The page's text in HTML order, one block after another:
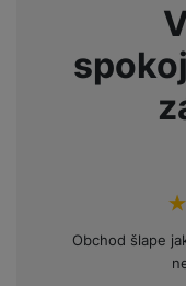
100
Obchod šlape